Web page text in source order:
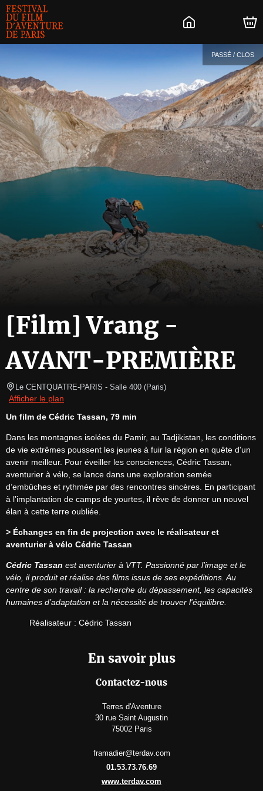
PASSÉ / CLOS
[Film] Vrang -
AVANT-PREMIÈRE
Le CENTQUATRE-PARIS - Salle 400 (Paris)
Afficher le plan
Un film de Cédric Tassan, 79 min
Dans les montagnes isolées du Pamir, au Tadjikistan, les conditions
de vie extrêmes poussent les jeunes à fuir la région en quête d'un
avenir meilleur. Pour éveiller les consciences, Cédric Tassan,
aventurier à vélo, se lance dans une exploration semée
d’embûches et rythmée par des rencontres sincères. En participant
à l’implantation de camps de yourtes, il rêve de donner un nouvel
élan à cette terre oubliée.
> Échanges en fin de projection avec le réalisateur et
aventurier à vélo Cédric Tassan
Cédric Tassan est aventurier à VTT. Passionné par l'image et le
vélo, il produit et réalise des films issus de ses expéditions. Au
centre de son travail : la recherche du dépassement, les capacités
humaines d’adaptation et la nécessité de trouver l'équilibre.
Réalisateur : Cédric Tassan
En savoir plus
Contactez-nous
Terres d'Aventure
30 rue Saint Augustin
75002 Paris
framadier@terdav.com
01.53.73.76.69
www.terdav.com